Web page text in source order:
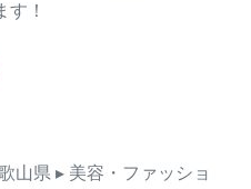
す！
山県 ▸ 美容・ファッショ